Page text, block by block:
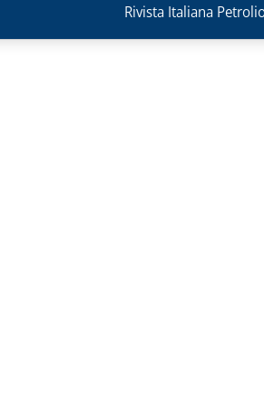
Rivista Italiana